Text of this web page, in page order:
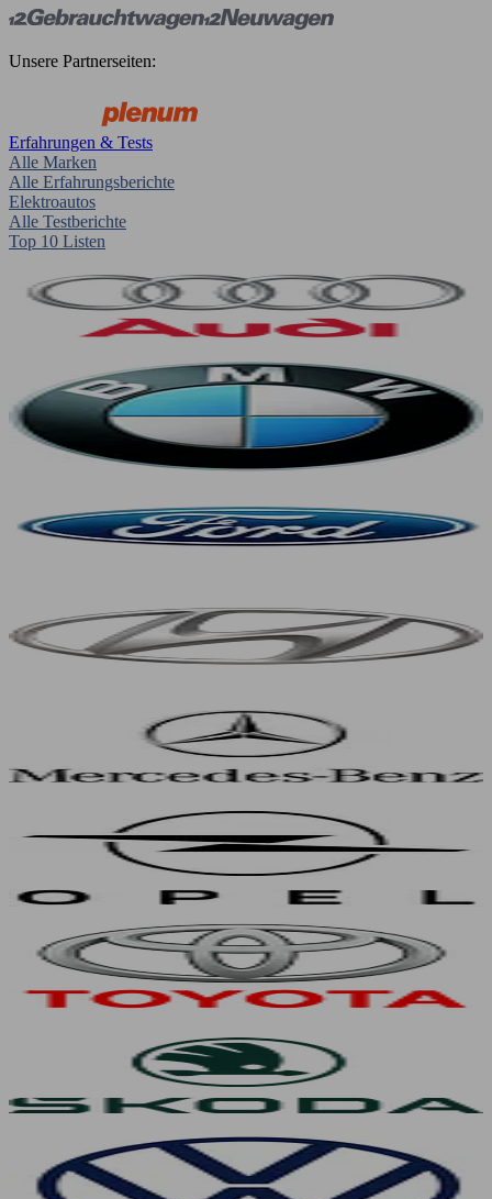
Unsere Partnerseiten:
Erfahrungen & Tests
Alle Marken
Alle Erfahrungsberichte
Elektroautos
Alle Testberichte
Top 10 Listen